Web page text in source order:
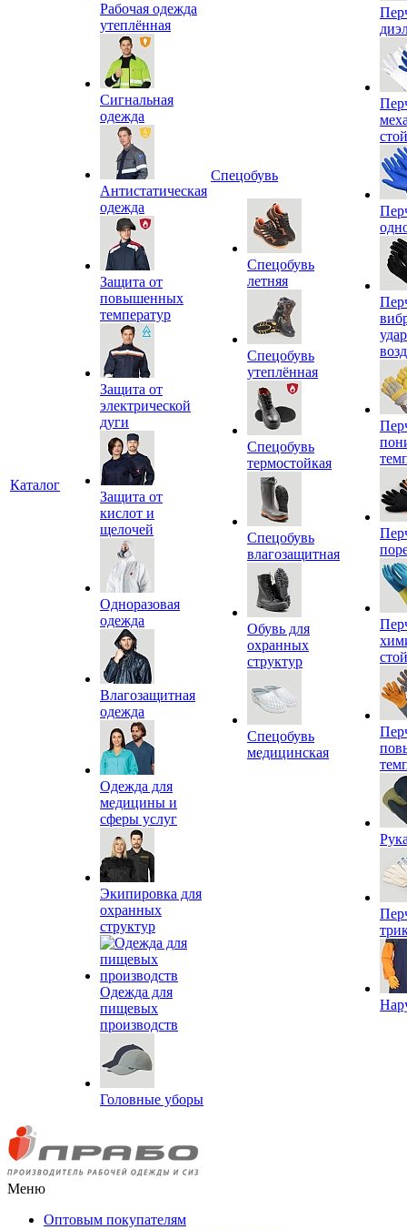
Каталог
Рабочая одежда
утеплённая
Сигнальная
одежда
Антистатическая
одежда
Защита от
повышенных
температур
Защита от
электрической
дуги
Защита от
кислот и
щелочей
Одноразовая
одежда
Влагозащитная
одежда
Одежда для
медицины и
сферы услуг
Экипировка для
охранных
структур
Одежда для
пищевых
производств
Головные уборы
Спецобувь
Спецобувь
летняя
Спецобувь
утеплённая
Спецобувь
термостойкая
Спецобувь
влагозащитная
Обувь для
охранных
структур
Спецобувь
медицинская
Меню
Оптовым покупателям